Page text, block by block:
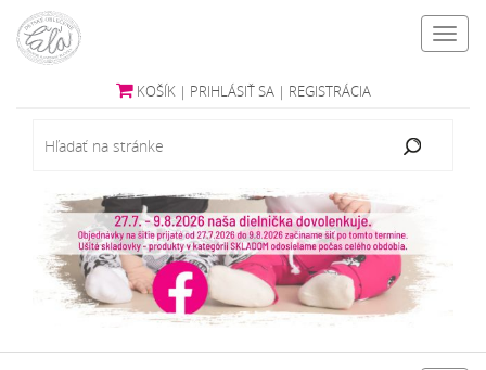
KOŠÍK | PRIHLÁSIŤ SA | REGISTRÁCIA